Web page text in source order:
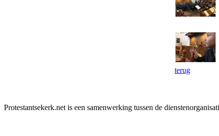
terug
Protestantsekerk.net is een samenwerking tussen de